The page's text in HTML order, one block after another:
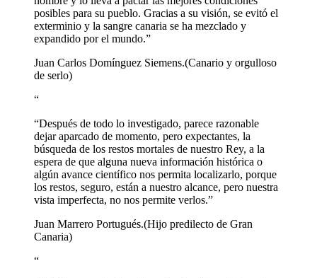
posibles para su pueblo. Gracias a su visión, se evitó el
exterminio y la sangre canaria se ha mezclado y
expandido por el mundo.”
Juan Carlos Domínguez Siemens.(Canario y orgulloso
de serlo)
“
“Después de todo lo investigado, parece razonable
dejar aparcado de momento, pero expectantes, la
búsqueda de los restos mortales de nuestro Rey, a la
espera de que alguna nueva información histórica o
algún avance científico nos permita localizarlo, porque
los restos, seguro, están a nuestro alcance, pero nuestra
vista imperfecta, no nos permite verlos.”
Juan Marrero Portugués.(Hijo predilecto de Gran
Canaria)
“